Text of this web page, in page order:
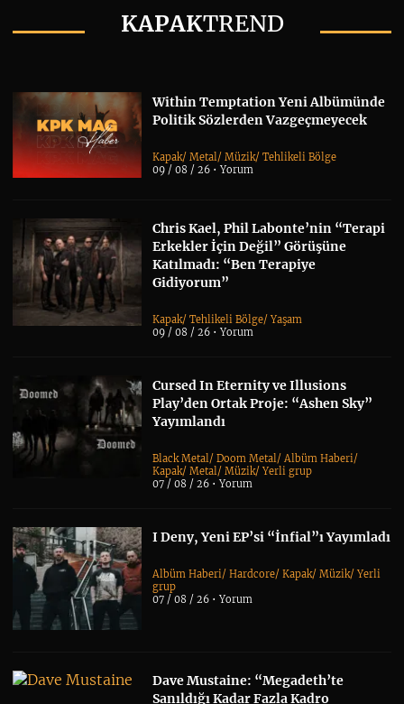
KAPAKTREND
Within Temptation Yeni Albümünde
Politik Sözlerden Vazgeçmeyecek
Kapak/Metal /Müzik/Tehlikeli Bölge
09 / 08 / 26 •Yorum
Chris Kael, Phil Labonte’nin “Terapi
Erkekler İçin Değil” Görüşüne
Katılmadı: “Ben Terapiye
Gidiyorum”
Kapak/Tehlikeli Bölge/Yaşam
09 / 08 / 26 •Yorum
Cursed In Eternity ve Illusions
Play’den Ortak Proje: “Ashen Sky”
Yayımlandı
Black Metal/Doom Metal/Albüm Haberi/
Kapak/Metal/Müzik/Yerli grup
07 / 08 / 26 •Yorum
I Deny, Yeni EP’si “İnfial”ı Yayımladı
Albüm Haberi/Hardcore/Kapak/Müzik/Yerli
grup
07 / 08 / 26 •Yorum
Dave Mustaine: “Megadeth’te
Sanıldığı Kadar Fazla Kadro